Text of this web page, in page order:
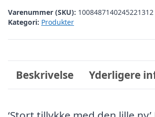
Varenummer (SKU): 1008487140245221312
Kategori: Produkter
Beskrivelse Yderligere